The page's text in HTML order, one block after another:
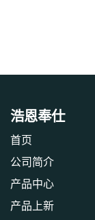
浩恩奉仕
首页
公司简介
产品中心
产品上新